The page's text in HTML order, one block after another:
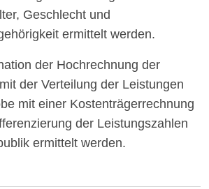
Geschlecht und
ermittelt werden.
der Hochrechnung der
der Verteilung der Leistungen
mit einer Kostenträgerrechnung
der Leistungszahlen
ermittelt werden.